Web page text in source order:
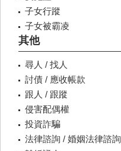
子女行蹤
子女被霸凌
其他
尋人 / 找人
討債 / 應收帳款
跟人 / 跟蹤
侵害配偶權
投資詐騙
法律諮詢 / 婚姻法律諮詢